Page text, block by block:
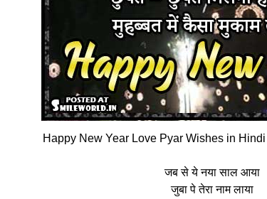
Happy New Year Love Pyar Wishes in
जब से ये नया साल आया
जुबा पे तेरा नाम लाया